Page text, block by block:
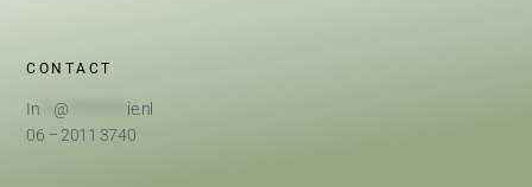
CONTACT
In @
ie.nl
06 – 2011 3740